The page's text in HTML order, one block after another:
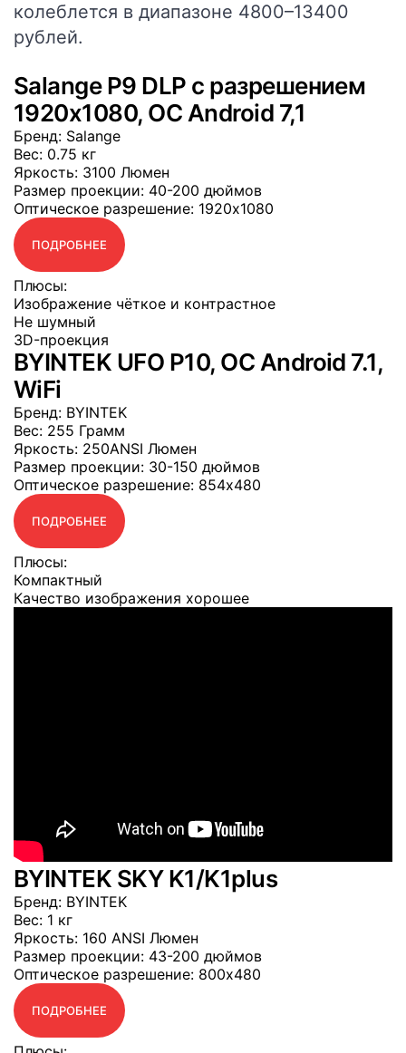
колеблется в диапазоне 4800–13400
рублей.
Salange P9 DLP с разрешением
1920x1080, OC Android 7,1
Бренд: Salange
Вес: 0.75 кг
Яркость: 3100 Люмен
Размер проекции: 40-200 дюймов
Оптическое разрешение: 1920x1080
ПОДРОБНЕЕ
Плюсы:
Изображение чёткое и контрастное
Не шумный
3D-проекция
BYINTEK UFO P10, OC Android 7.1,
WiFi
Бренд: BYINTEK
Вес: 255 Грамм
Яркость: 250ANSI Люмен
Размер проекции: 30-150 дюймов
Оптическое разрешение: 854x480
ПОДРОБНЕЕ
Плюсы:
Компактный
Качество изображения хорошее
BYINTEK SKY K1/K1plus
Бренд: BYINTEK
Вес: 1 кг
Яркость: 160 ANSI Люмен
Размер проекции: 43-200 дюймов
Оптическое разрешение: 800x480
ПОДРОБНЕЕ